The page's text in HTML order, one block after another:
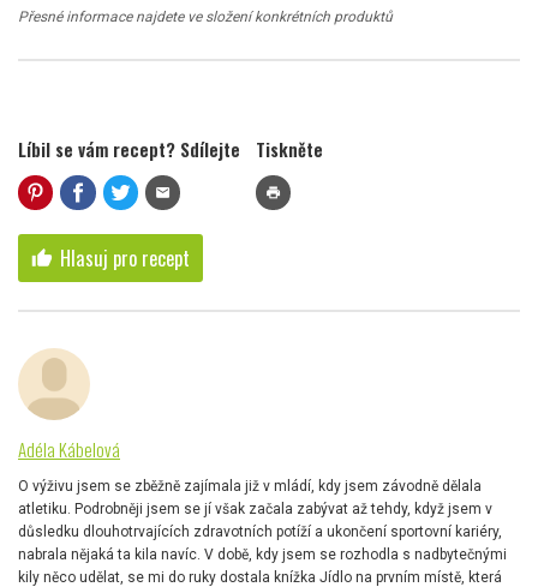
Přesné informace najdete ve složení konkrétních produktů
Líbil se vám recept? Sdílejte
mail
Tiskněte
print
thumb_up Hlasuj pro recept
Adéla Kábelová
O výživu jsem se zběžně zajímala již v mládí, kdy jsem závodně dělala
atletiku. Podrobněji jsem se jí však začala zabývat až tehdy, když jsem v
důsledku dlouhotrvajících zdravotních potíží a ukončení sportovní kariéry,
nabrala nějaká ta kila navíc. V době, kdy jsem se rozhodla s nadbytečnými
kily něco udělat, se mi do ruky dostala knížka Jídlo na prvním místě, která